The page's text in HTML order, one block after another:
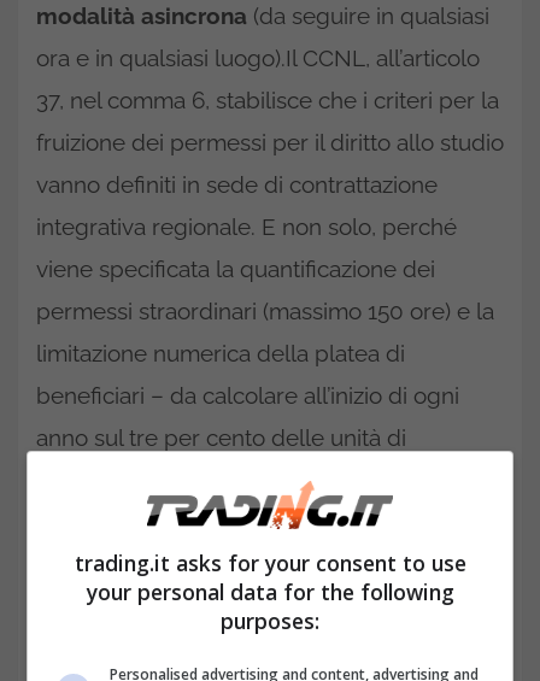
modalità asincrona (da seguire in qualsiasi
ora e in qualsiasi luogo).Il CCNL, all’articolo
37, nel comma 6, stabilisce che i criteri per la
fruizione dei permessi per il diritto allo studio
vanno definiti in sede di contrattazione
integrativa regionale. E non solo, perché
viene specificata la quantificazione dei
permessi straordinari (massimo 150 ore) e la
limitazione numerica della platea di
beneficiari – da calcolare all’inizio di ogni
anno sul tre per cento delle unità di
150 ore di permesso per il diritto
allo studio, cosa dice la
Cassazione? I chiarimenti
trading.it asks for your consent to use
your personal data for the following
purposes:
Personalised advertising and content, advertising and